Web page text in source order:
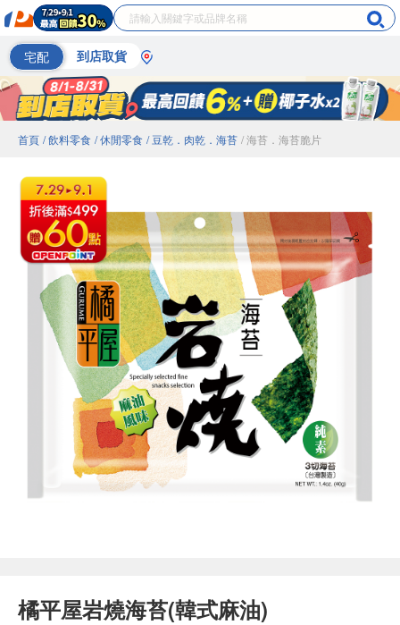
宅配 到店取貨
首頁 / 飲料零食 / 休閒零食 / 豆乾．肉乾．海苔 / 海苔．海苔脆片
橘平屋岩燒海苔(韓式麻油)